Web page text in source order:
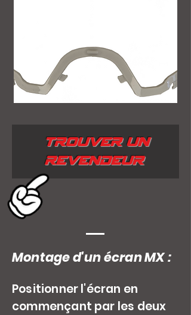
TROUVER UN
REVENDEUR
Montage d'un écran MX :
Positionner l'écran en
commençant par les deux